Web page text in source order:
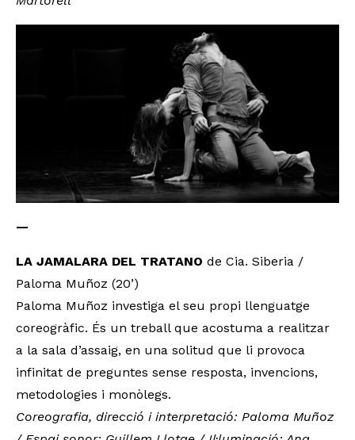
—
LA JAMALARA DEL TRATANO de Cia. Siberia /
Paloma Muñoz (20’)
Paloma Muñoz investiga el seu propi llenguatge
coreogràfic. És un treball que acostuma a realitzar
a la sala d’assaig, en una solitud que li provoca
infinitat de preguntes sense resposta, invencions,
metodologies i monòlegs.
Coreografia, direcció i interpretació: Paloma Muñoz